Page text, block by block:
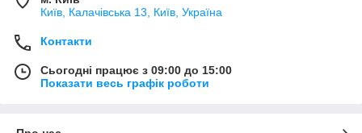
Київ, Калачівська 13, Київ, Україна
Контакти
Сьогодні працює з 09:00 до 15:00
Показати весь графік роботи